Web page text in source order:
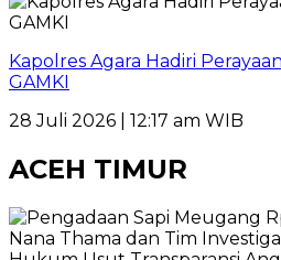
Kapolres Agara Hadiri
GAMKI
28 Juli 2026 | 12:17 am WIB
ACEH TIMUR